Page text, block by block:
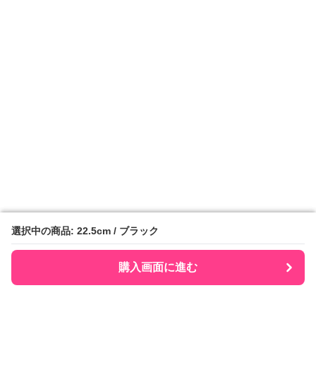
選択中の商品: 22.5cm / ブラック
購入画面に進む
選択中の商品: 22.5cm / ブラック
購入画面に進む